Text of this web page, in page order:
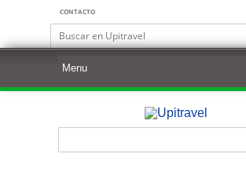
CONTACTO